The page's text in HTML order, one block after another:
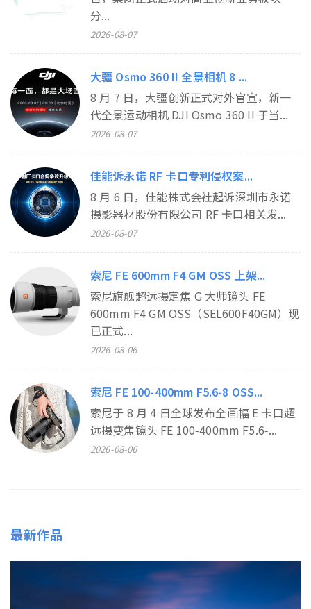
分...
2026-08-07
大疆 Osmo 360 II 全景相机 8 ...
8 月 7 日，大疆创新正式对外官宣，新一
代全景运动相机 DJI Osmo 360 II 于当...
2026-08-07
佳能诉永诺 RF 卡口专利侵权案...
8 月 6 日，佳能株式会社起诉深圳市永诺
摄影器材股份有限公司 RF 卡口相关发...
2026-08-07
索尼 FE 600mm F4 GM OSS 上架...
索尼旗舰超远摄定焦 G 大师镜头 FE
600mm F4 GM OSS（SEL600F40GM）现
已正式...
2026-08-06
索尼 FE 100‑400mm F5.6‑8 OSS...
索尼于 8 月 4 日全球发布全画幅 E 卡口超
远摄变焦镜头 FE 100‑400mm F5.6‑...
2026-08-06
最新作品